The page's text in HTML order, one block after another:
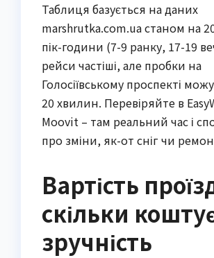
Таблиця базується на даних
marshrutka.com.ua станом на
пік-години (7-9 ранку, 17-19
рейси частіші, але пробки на
Голосіївському проспекті
20 хвилин. Перевіряйте в
Moovit – там реальний час і
про зміни, як-от сніг чи
Вартість
скільки
зручність